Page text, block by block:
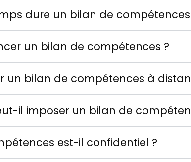
dure un bilan de compétences
un bilan de compétences ?
un bilan de compétences à
il imposer un bilan de
est-il confidentiel ?